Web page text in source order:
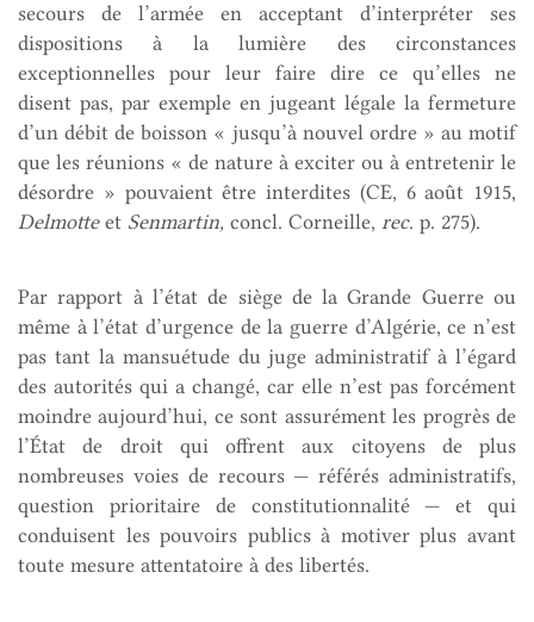
secours de l’armée en acceptant d’interpréter ses
dispositions à la lumière des circonstances
exceptionnelles pour leur faire dire ce qu’elles ne
disent pas, par exemple en jugeant légale la fermeture
d’un débit de boisson « jusqu’à nouvel ordre » au motif
que les réunions « de nature à exciter ou à entretenir le
désordre » pouvaient être interdites (CE, 6 août 1915,
Delmotte et Senmartin, concl. Corneille, rec. p. 275).
Par rapport à l’état de siège de la Grande Guerre ou
même à l’état d’urgence de la guerre d’Algérie, ce n’est
pas tant la mansuétude du juge administratif à l’égard
des autorités qui a changé, car elle n’est pas forcément
moindre aujourd’hui, ce sont assurément les progrès de
l’État de droit qui offrent aux citoyens de plus
nombreuses voies de recours — référés administratifs,
question prioritaire de constitutionnalité — et qui
conduisent les pouvoirs publics à motiver plus avant
toute mesure attentatoire à des libertés.